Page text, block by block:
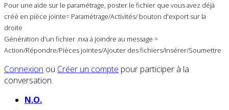
Pour une aide sur le paramétrage, poster le fichier que vous avez déjà
créé en pièce jointe= Paramétrage/Activités/ bouton d'export sur la
droite
Génération d'un fichier .nxa à joindre au message =
Action/Répondre/Pièces jointes/Ajouter des fichiers/Insérer/Soumettre
Connexion ou Créer un compte pour participer à la
conversation.
N.O.